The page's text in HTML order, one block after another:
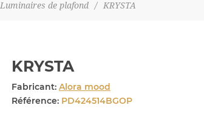
Luminaires de plafond / KRYSTA
KRYSTA
Fabricant: Alora mood
Référence: PD424514BGOP